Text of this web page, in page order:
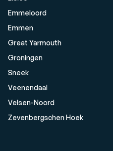
Emmeloord
Emmen
Great Yarmouth
Groningen
Sneek
Veenendaal
Velsen-Noord
Zevenbergschen Hoek